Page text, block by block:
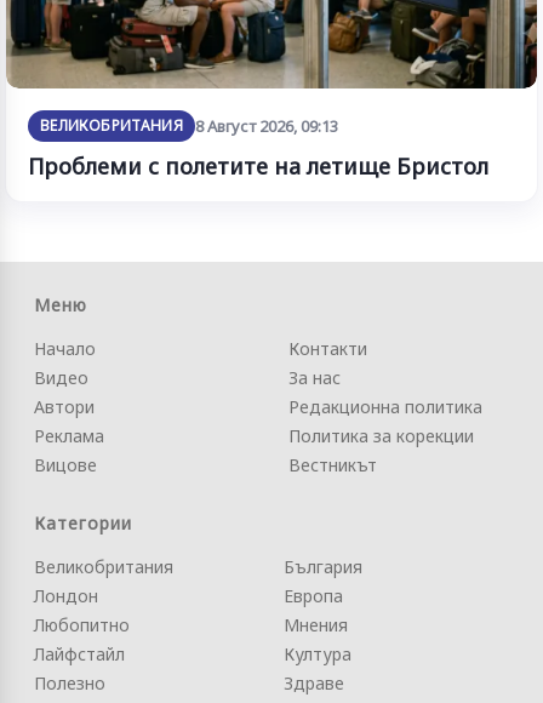
ВЕЛИКОБРИТАНИЯ 8 Август 2026, 09:13
Проблеми с полетите на летище Бристол
Меню
Начало
Видео
Автори
Реклама
Вицове
Контакти
За нас
Редакционна политика
Политика за корекции
Вестникът
Категории
Великобритания
Лондон
Любопитно
Лайфстайл
Полезно
България
Европа
Мнения
Култура
Здраве